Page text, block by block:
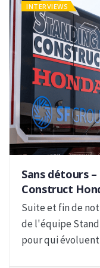
INTERVIEWS
Sans détours
Construct
Suite et fin de
de l'équipe
pour qui évoluent